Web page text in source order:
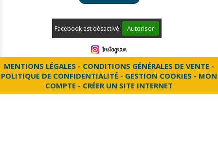
Facebook est désactivé. Autoriser
MENTIONS LÉGALES
CONDITIONS GÉNÉRALES DE VENTE
POLITIQUE DE CONFIDENTIALITÉ
GESTION COOKIES
MON
COMPTE
CRÉER UN SITE INTERNET